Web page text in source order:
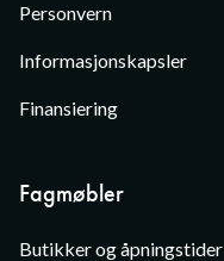
Personvern
Informasjonskapsler
Finansiering
Fagmøbler
Butikker og åpningstider